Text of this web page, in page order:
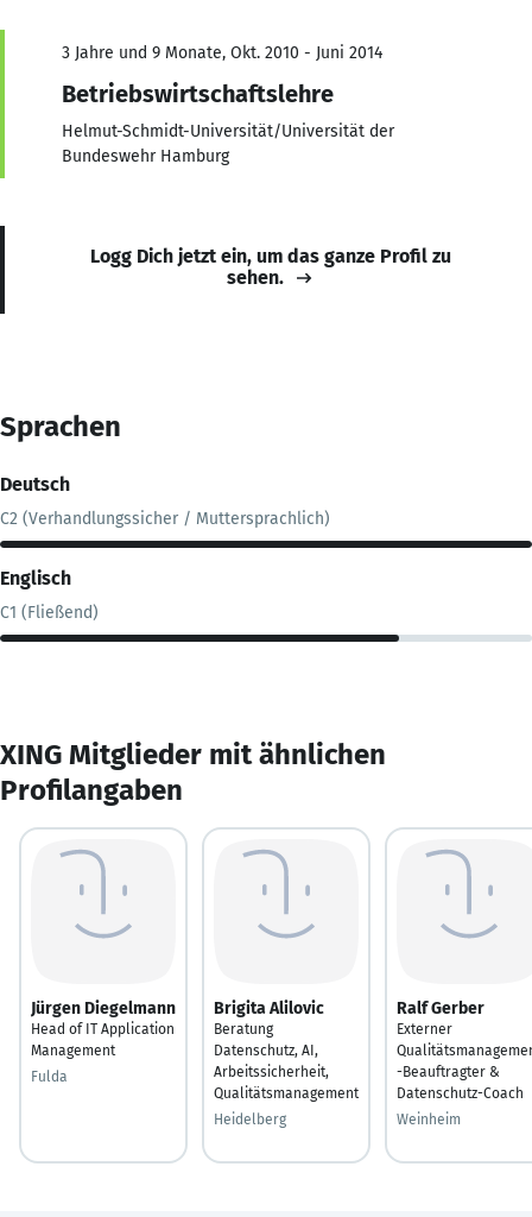
3 Jahre und 9 Monate, Okt. 2010 - Juni 2014
Betriebswirtschaftslehre
Helmut-Schmidt-Universität/Universität der
Bundeswehr Hamburg
Logg Dich jetzt ein, um das ganze Profil zu
sehen.
Sprachen
Deutsch
C2 (Verhandlungssicher / Muttersprachlich)
Englisch
C1 (Fließend)
XING Mitglieder mit ähnlichen
Profilangaben
Jürgen Diegelmann
Head of IT Application
Management
Fulda
Brigita Alilovic
Beratung
Datenschutz, AI,
Arbeitssicherheit,
Qualitätsmanagement
Heidelberg
Ralf Gerber
Externer
-Beauftragter &
Datenschutz-Coach
Weinheim